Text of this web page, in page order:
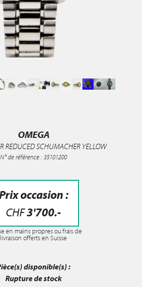
OMEGA
REDUCED SCHUMACHER YELLOW
N° de référence : 35101200
occasion :
CHF3'700.-
en mains propres ou frais de
livraison offerts en Suisse
disponible(s) :
Rupture de stock